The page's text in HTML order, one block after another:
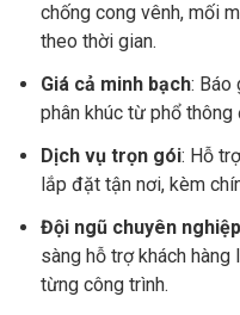
chống cong vênh, mối
theo thời gian.
Giá cả minh bạch: Báo
phân khúc từ phổ thông
Dịch vụ trọn gói: Hỗ
lắp đặt tận nơi, kèm
Đội ngũ chuyên nghiệp
sàng hỗ trợ khách
từng công trình.